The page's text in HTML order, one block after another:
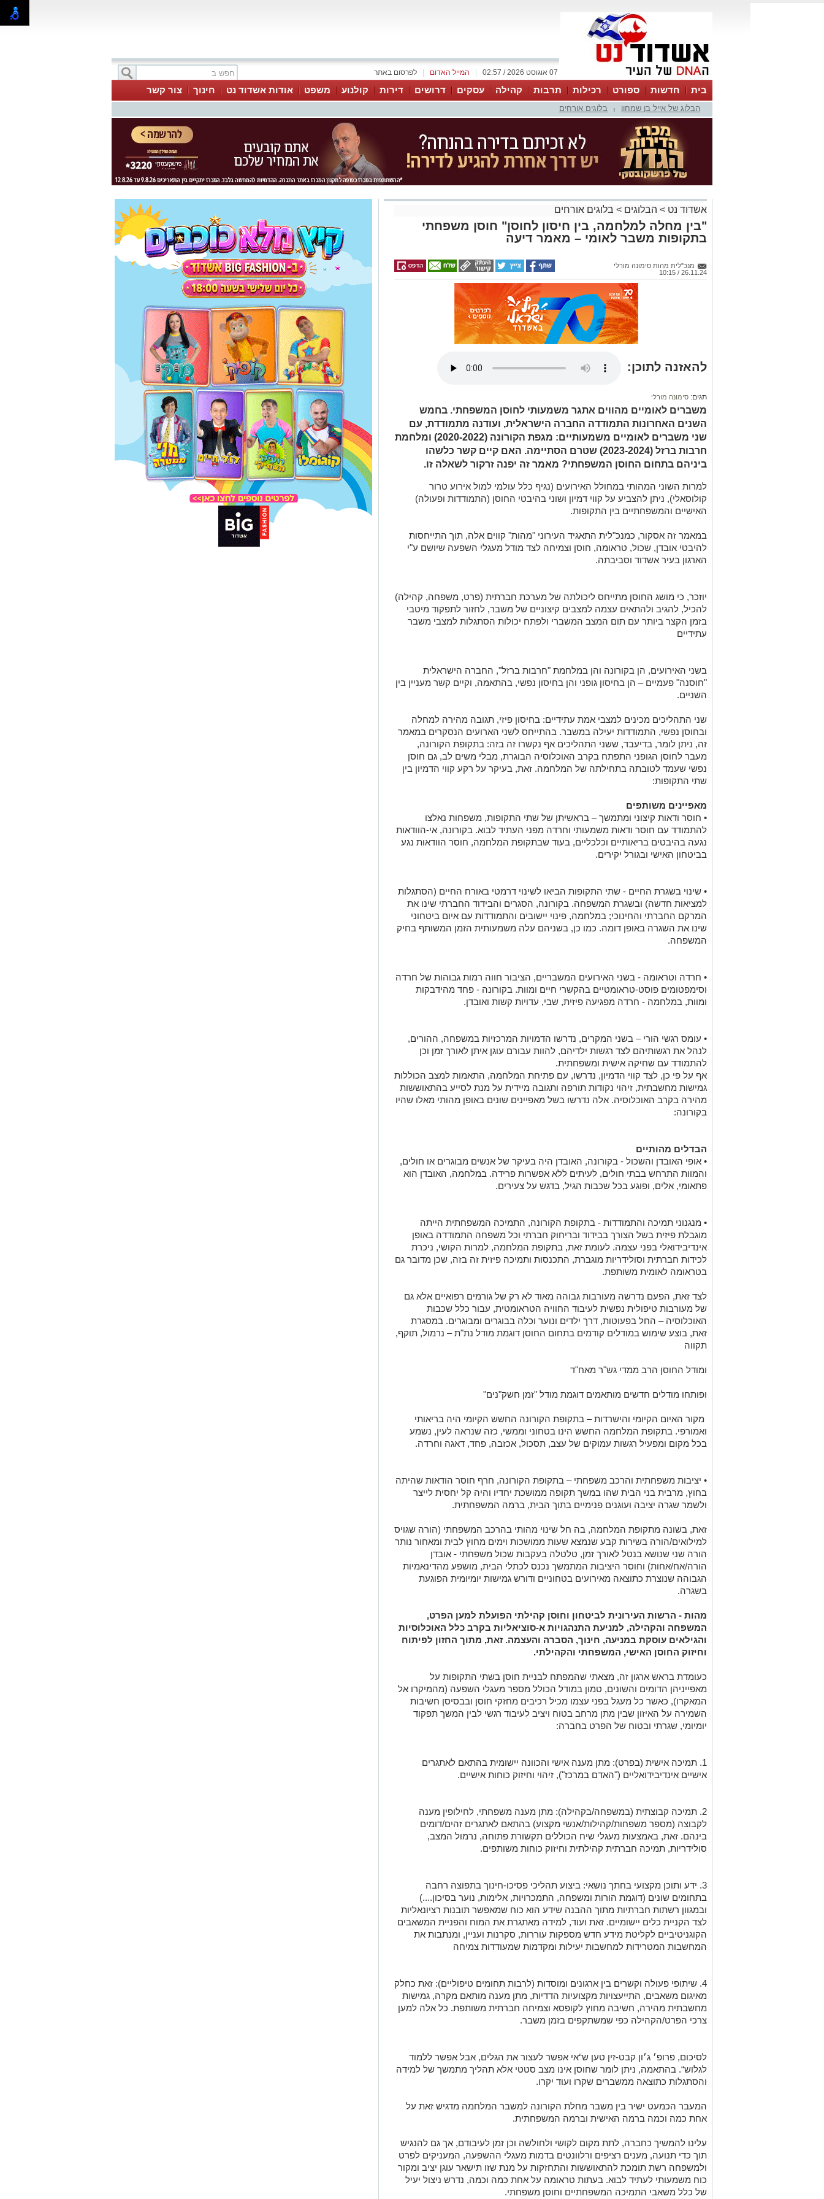
לפרסום באתר המייל האדום 07 אוגוסט 2026 / 02:57
בית חדשות ספורט רכילות תרבות קהילה עסקים דרושים דירות קולנוע משפט אודות אשדוד נט חינוך צור קשר
הבלוג של אייל בן שמחון בלוגים אורחים
אשדוד נט > הבלוגים > בלוגים אורחים
"בין מחלה למלחמה, בין חיסון לחוסן" חוסן משפחתי
בתקופות משבר לאומי – מאמר דיעה
מנכ"לית מהות סימונה מורלי
26.11.24 / 10:15
להאזנה לתוכן:
תגים: סימונה מורלי
משברים לאומיים מהווים אתגר משמעותי לחוסן המשפחתי. בחמש
השנים האחרונות התמודדה החברה הישראלית, ועודנה מתמודדת, עם
שני משברים לאומיים משמעותיים: מגפת הקורונה (2020-2022) ומלחמת
חרבות ברזל (2023-2024) שטרם הסתיימה. האם קיים קשר כלשהו
ביניהם בתחום החוסן המשפחתי? מאמר זה יפנה זרקור לשאלה זו.
למרות השוני המהותי במחולל האירועים (נגיף כלל עולמי למול אירוע טרור
קולוסאלי), ניתן להצביע על קווי דמיון ושוני בהיבטי החוסן (התמודדות ופעולה)
האישיים והמשפחתיים בין התקופות.
במאמר זה אסקור, כמנכ"לית התאגיד העירוני "מהות" קווים אלה, תוך התייחסות
להיבטי אובדן, שכול, טראומה, חוסן וצמיחה לצד מודל מעגלי השפעה שיושם ע"י
הארגון בעיר אשדוד וסביבתה.
יוזכר, כי מושג החוסן מתייחס ליכולתה של מערכת חברתית (פרט, משפחה, קהילה)
להכיל, להגיב ולהתאים עצמה למצבים קיצוניים של משבר, לחזור לתפקוד מיטבי
בזמן הקצר ביותר עם תום המצב המשברי ולפתח יכולות הסתגלות למצבי משבר
עתידיים
בשני האירועים, הן בקורונה והן במלחמת "חרבות ברזל", החברה הישראלית
"חוסנה" פעמיים – הן בחיסון גופני והן בחיסון נפשי, בהתאמה, וקיים קשר מעניין בין
השניים.
שני התהליכים מכינים למצבי אמת עתידיים: בחיסון פיזי, תגובה מהירה למחלה
ובחוסן נפשי, התמודדות יעילה במשבר. בהתייחס לשני הארועים הנסקרים במאמר
זה, ניתן לומר, בדיעבד, ששני התהליכים אף נקשרו זה בזה: בתקופת הקורונה,
מעבר לחוסן הגופני התפתח בקרב האוכלוסיה הבוגרת, מבלי משים לב, גם חוסן
נפשי שעמד לטובתה בתחילתה של המלחמה. זאת, בעיקר על רקע קווי הדמיון בין
שתי התקופות:
מאפיינים משותפים
• חוסר ודאות קיצוני ומתמשך – בראשיתן של שתי התקופות, משפחות נאלצו
להתמודד עם חוסר ודאות משמעותי וחרדה מפני העתיד לבוא. בקורונה, אי-הוודאות
נגעה בהיבטים בריאותיים וכלכליים, בעוד שבתקופת המלחמה, חוסר הוודאות נגע
בביטחון האישי ובגורל יקירים.
• שינוי בשגרת החיים - שתי התקופות הביאו לשינוי דרמטי באורח החיים (הסתגלות
למציאות חדשה) ובשגרת המשפחה. בקורונה, הסגרים והבידוד החברתי שינו את
המרקם החברתי והחינוכי; במלחמה, פינוי יישובים והתמודדות עם איום ביטחוני
שינו את השגרה באופן דומה. כמו כן, בשניהם עלה משמעותית הזמן המשותף בחיק
המשפחה.
• חרדה וטראומה - בשני האירועים המשבריים, הציבור חווה רמות גבוהות של חרדה
וסימפטומים פוסט-טראומטיים בהקשרי חיים ומוות. בקורונה - פחד מהידבקות
ומוות, במלחמה - חרדה מפגיעה פיזית, שבי, עדויות קשות ואובדן.
• עומס רגשי הורי – בשני המקרים, נדרשו הדמויות המרכזיות במשפחה, ההורים,
לנהל את רגשותיהם לצד רגשות ילדיהם, להוות עבורם עוגן איתן לאורך זמן וכן
להתמודד עם שחיקה אישית ומשפחתית.
אף על פי כן, לצד קווי הדמיון, נדרשו, עם פתיחת המלחמה, התאמות למצב הכוללות
גמישות מחשבתית, זיהוי נקודות תורפה ותגובה מיידית על מנת לסייע בהתאוששות
מהירה בקרב האוכלוסיה. אלה נדרשו בשל מאפיינים שונים באופן מהותי מאלו שהיו
בקורונה:
הבדלים מהותיים
• אופי האובדן והשכול - בקורונה, האובדן היה בעיקר של אנשים מבוגרים או חולים,
והמוות התרחש בבתי חולים, לעיתים ללא אפשרות פרידה. במלחמה, האובדן הוא
פתאומי, אלים, ופוגע בכל שכבות הגיל, בדגש על צעירים.
• מנגנוני תמיכה והתמודדות - בתקופת הקורונה, התמיכה המשפחתית הייתה
מוגבלת פיזית בשל הצורך בבידוד ובריחוק חברתי וכל משפחה התמודדה באופן
אינדיבידואלי בפני עצמה. לעומת זאת, בתקופת המלחמה, למרות הקושי, ניכרת
לכידות חברתית וסולידריות מוגברת, התכנסות ותמיכה פיזית זה בזה, שכן מדובר גם
בטראומה לאומית משותפת.
לצד זאת, הפעם נדרשה מעורבות גבוהה מאוד לא רק של גורמים רפואיים אלא גם
של מעורבות טיפולית נפשית לעיבוד החוויה הטראומטית, עבור כלל שכבות
האוכלוסיה – החל בפעוטות, דרך ילדים ונוער וכלה בבוגרים ומבוגרים. במסגרת
זאת, בוצע שימוש במודלים קודמים בתחום החוסן דוגמת מודל נת"ת – נרמול, תוקף,
תקווה
ומודל החוסן הרב ממדי גש"ר מאח"ד
ופותחו מודלים חדשים מותאמים דוגמת מודל "זמן חשק"נים"
מקור האיום הקיומי והישרדות – בתקופת הקורונה החשש הקיומי היה בריאותי
ואמורפי. בתקופת המלחמה החשש הינו בטחוני וממשי, כזה שנראה לעין, נשמע
בכל מקום ומפעיל רגשות עמוקים של עצב, תסכול, אכזבה, פחד, דאגה וחרדה.
• יציבות משפחתית והרכב משפחתי – בתקופת הקורונה, חרף חוסר הודאות שהיתה
בחוץ, מרבית בני הבית שהו במשך תקופה ממושכת יחדיו והיה קל יחסית לייצר
ולשמר שגרה יציבה ועוגנים פנימיים בתוך הבית, ברמה המשפחתית.
זאת, בשונה מתקופת המלחמה, בה חל שינוי מהותי בהרכב המשפחתי (הורה שגויס
למילואים/הורה בשירות קבע שנמצא שעות ממושכות וימים מחוץ לבית ומאחור נותר
הורה שני שנושא בנטל לאורך זמן, טלטלה בעקבות שכול משפחתי - אובדן
הורה/אח/אחות) וחוסר היציבות המתמשך נכנס לכתלי הבית, מושפע מהדינאמיות
הגבוהה שנוצרת כתוצאה מאירועים בטחוניים ודורש גמישות יומיומית הפוגעת
בשגרה.
מהות - הרשות העירונית לביטחון וחוסן קהילתי הפועלת למען הפרט,
המשפחה והקהילה, למניעת התנהגויות א-סוציאליות בקרב כלל האוכלוסיות
והגילאים עוסקת במניעה, חינוך, הסברה והעצמה. זאת, מתוך החזון לפיתוח
וחיזוק החוסן האישי, המשפחתי והקהילתי.
כעומדת בראש ארגון זה, מצאתי שהמפתח לבניית חוסן בשתי התקופות על
מאפייניהן הדומים והשונים, טמון במודל הכולל מספר מעגלי השפעה (מהמיקרו אל
המאקרו), כאשר כל מעגל בפני עצמו מכיל רכיבים מחזקי חוסן ובבסיסן חשיבות
השמירה על האיזון שבין מתן מרחב בטוח ויציב לעיבוד רגשי לבין המשך תפקוד
יומיומי, שגרתי ובטוח של הפרט בחברה:
1. תמיכה אישית (בפרט): מתן מענה אישי והכוונה יישומית בהתאם לאתגרים
אישיים אינדיבידואליים ("האדם במרכז"), זיהוי וחיזוק כוחות אישיים.
2. תמיכה קבוצתית (במשפחה/בקהילה): מתן מענה משפחתי, לחילופין מענה
לקבוצה (מספר משפחות/קהילות/אנשי מקצוע) בהתאם לאתגרים זהים/דומים
בינהם. זאת, באמצעות מעגלי שיח הכוללים תקשורת פתוחה, נרמול המצב,
סולידריות, תמיכה חברתית קהילתית וחיזוק כוחות משותפים.
3. ידע ותוכן מקצועי בחתך נושאי: ביצוע תהליכי פסיכו-חינוך בתפוצה רחבה
בתחומים שונים (דוגמת הורות ומשפחה, התמכרויות, אלימות, נוער בסיכון....)
ובמגוון רשתות חברתיות מתוך ההבנה שידע הוא כוח שמאפשר תובנות רציונאליות
לצד הקניית כלים יישומיים. זאת ועוד, למידה מאתגרת את המוח והפניית המשאבים
הקוגניטיביים לקליטת מידע חדש מספקות עוררות, סקרנות ועניין, ומנתבות את
המחשבות המטרידות למחשבות יעילות ומקדמות שמעודדות צמיחה
4. שיתופי פעולה וקשרים בין ארגונים ומוסדות (לרבות תחומים טיפוליים): זאת כחלק
מאיגום משאבים, התייעצויות מקצועיות הדדיות, מתן מענה מותאם מקרה, גמישות
מחשבתית מהירה, חשיבה מחוץ לקופסא וצמיחה חברתית משותפת. כל אלה למען
צרכי הפרט/הקהילה כפי שמשתקפים בזמן משבר.
לסיכום, פרופ׳ ג׳ון קבט-זין טען ש“אי אפשר לעצור את הגלים, אבל אפשר ללמוד
לגלוש“. בהתאמה, ניתן לומר שחוסן אינו מצב סטטי אלא תהליך מתמשך של למידה
והסתגלות כתוצאה ממשברים שקרו ועוד יקרו.
המעבר הכמעט ישיר בין משבר מחלת הקורונה למשבר המלחמה מדגיש זאת על
אחת כמה וכמה ברמה האישית וברמה המשפחתית.
עלינו להמשיך כחברה, לתת מקום לקושי ולחולשה וכן זמן לעיבודם, אך גם להנגיש
תוך כדי תנועה, מענים רציפים ורלוונטים בדמות מעגלי ההשפעה, המעניקים לפרט
ולמשפחה רשת תומכת להתאוששות והתחזקות על מנת שזו תישאר עוגן יציב ומקור
כוח משמעותי לעתיד לבוא. בעתות טראומה על אחת כמה וכמה, נדרש ניצול יעיל
של כלל משאבי התמיכה המשפחתיים וחוסן משפחתי.